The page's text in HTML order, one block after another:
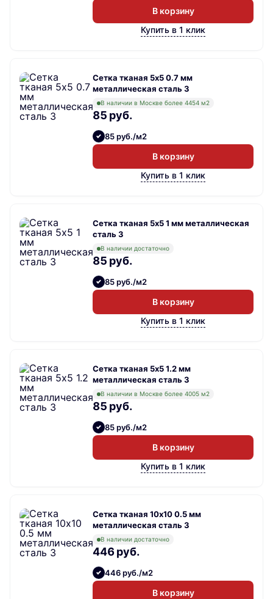
В корзину
Купить в 1 клик
Сетка тканая 5х5 0.7 мм
металлическая сталь 3
В наличии в Москве более 4454 м2
85 руб.
85 руб./м2
В корзину
Купить в 1 клик
Сетка тканая 5х5 1 мм металлическая
сталь 3
В наличии достаточно
85 руб.
85 руб./м2
В корзину
Купить в 1 клик
Сетка тканая 5х5 1.2 мм
металлическая сталь 3
В наличии в Москве более 4005 м2
85 руб.
85 руб./м2
В корзину
Купить в 1 клик
Сетка тканая 10х10 0.5 мм
металлическая сталь 3
В наличии достаточно
446 руб.
446 руб./м2
В корзину